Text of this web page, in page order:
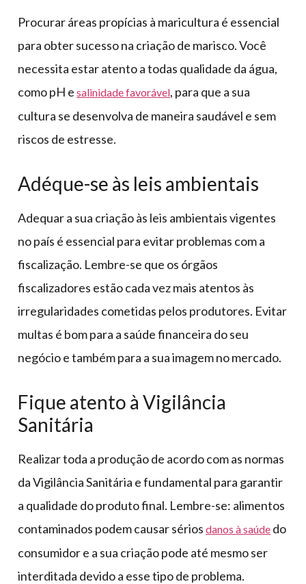
Procurar áreas propícias à maricultura é essencial
para obter sucesso na criação de marisco. Você
necessita estar atento a todas qualidade da água,
como pH e salinidade favorável, para que a sua
cultura se desenvolva de maneira saudável e sem
riscos de estresse.
Adéque-se às leis ambientais
Adequar a sua criação às leis ambientais vigentes
no país é essencial para evitar problemas com a
fiscalização. Lembre-se que os órgãos
fiscalizadores estão cada vez mais atentos às
irregularidades cometidas pelos produtores. Evitar
multas é bom para a saúde financeira do seu
negócio e também para a sua imagem no mercado.
Fique atento à Vigilância
Sanitária
Realizar toda a produção de acordo com as normas
da Vigilância Sanitária e fundamental para garantir
a qualidade do produto final. Lembre-se: alimentos
contaminados podem causar sérios danos à saúde do
consumidor e a sua criação pode até mesmo ser
interditada devido a esse tipo de problema.